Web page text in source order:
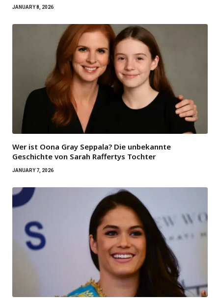
JANUARY 8, 2026
Wer ist Oona Gray Seppala? Die unbekannte
Geschichte von Sarah Raffertys Tochter
JANUARY 7, 2026